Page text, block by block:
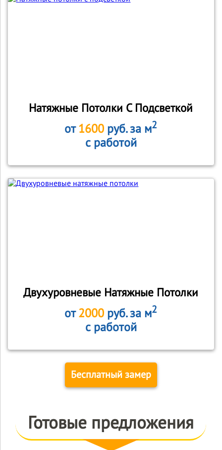
Натяжные Потолки С Подсветкой
от1600 руб. за м2
с работой
Двухуровневые Натяжные Потолки
от2000 руб. за м2
с работой
Бесплатный замер
Готовые предложения